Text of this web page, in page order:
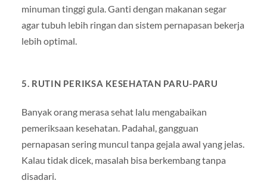
minuman tinggi gula. Ganti dengan makanan segar
agar tubuh lebih ringan dan sistem pernapasan bekerja
lebih optimal.
5. RUTIN PERIKSA KESEHATAN PARU-PARU
Banyak orang merasa sehat lalu mengabaikan
pemeriksaan kesehatan. Padahal, gangguan
pernapasan sering muncul tanpa gejala awal yang jelas.
Kalau tidak dicek, masalah bisa berkembang tanpa
disadari.